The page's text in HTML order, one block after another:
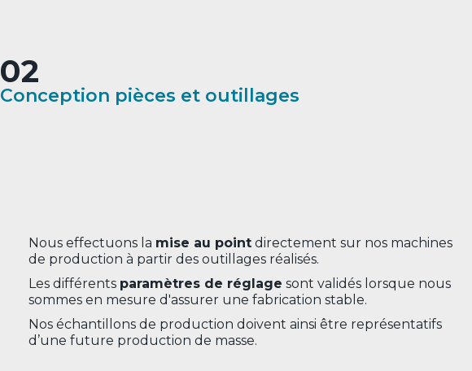
02
Conception pièces et outillages
Nous effectuons la mise au point directement sur nos machines
de production à partir des outillages réalisés.
Les différents paramètres de réglage sont validés lorsque nous
sommes en mesure d'assurer une fabrication stable.
Nos échantillons de production doivent ainsi être représentatifs
d’une future production de masse.